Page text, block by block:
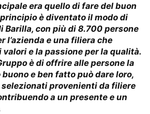
era quello di fare del buon
è diventato il modo di
Barilla, con più di 8.700 persone
l’azienda e una filiera che
e la passione per la qualità.
è di offrire alle persone la
e ben fatto può dare loro,
provenienti da filiere
a un presente e un